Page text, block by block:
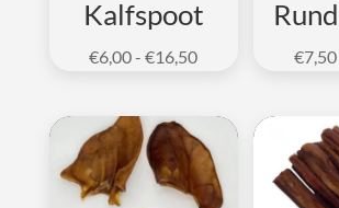
e
Kalfspoot
€6,00- €16,50Prijsklasse:
tot
€16,50
€7,50